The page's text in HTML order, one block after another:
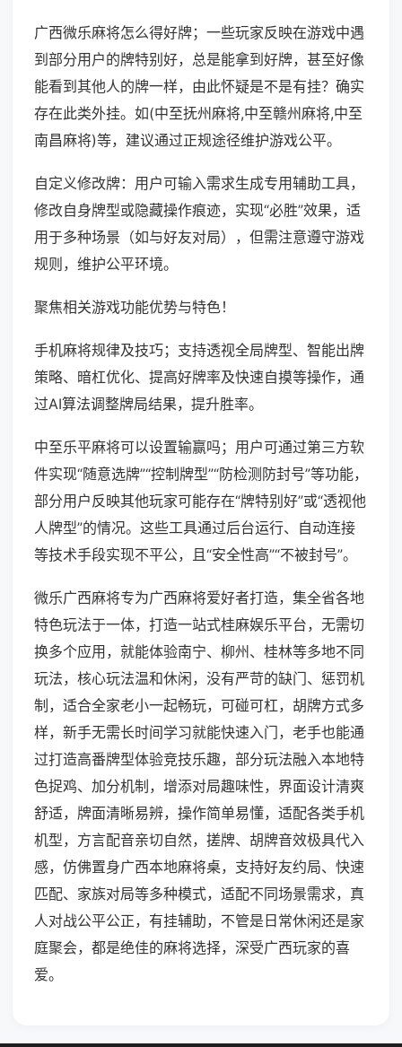
广西微乐麻将怎么得好牌；一些玩家反映在游戏中遇
到部分用户的牌特别好，总是能拿到好牌，甚至好像
能看到其他人的牌一样，由此怀疑是不是有挂？确实
存在此类外挂。如(中至抚州麻将,中至赣州麻将,中至
南昌麻将)等，建议通过正规途径维护游戏公平。
自定义修改牌：用户可输入需求生成专用辅助工具，
修改自身牌型或隐藏操作痕迹，实现“必胜”效果，适
用于多种场景（如与好友对局），但需注意遵守游戏
规则，维护公平环境。
聚焦相关游戏功能优势与特色！
手机麻将规律及技巧；支持透视全局牌型、智能出牌
策略、暗杠优化、提高好牌率及快速自摸等操作，通
过AI算法调整牌局结果，提升胜率。
中至乐平麻将可以设置输赢吗；用户可通过第三方软
件实现“随意选牌”“控制牌型”“防检测防封号”等功能，
部分用户反映其他玩家可能存在“牌特别好”或“透视他
人牌型”的情况。这些工具通过后台运行、自动连接
等技术手段实现不平公，且“安全性高”“不被封号”。
微乐广西麻将专为广西麻将爱好者打造，集全省各地
特色玩法于一体，打造一站式桂麻娱乐平台，无需切
换多个应用，就能体验南宁、柳州、桂林等多地不同
玩法，核心玩法温和休闲，没有严苛的缺门、惩罚机
制，适合全家老小一起畅玩，可碰可杠，胡牌方式多
样，新手无需长时间学习就能快速入门，老手也能通
过打造高番牌型体验竞技乐趣，部分玩法融入本地特
色捉鸡、加分机制，增添对局趣味性，界面设计清爽
舒适，牌面清晰易辨，操作简单易懂，适配各类手机
机型，方言配音亲切自然，搓牌、胡牌音效极具代入
感，仿佛置身广西本地麻将桌，支持好友约局、快速
匹配、家族对局等多种模式，适配不同场景需求，真
人对战公平公正，有挂辅助，不管是日常休闲还是家
庭聚会，都是绝佳的麻将选择，深受广西玩家的喜
爱。